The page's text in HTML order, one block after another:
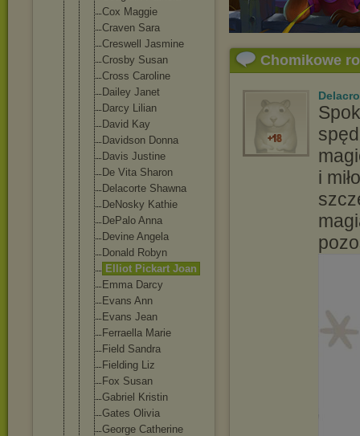
Cox Maggie
Craven Sara
Creswell Jasmine
Crosby Susan
Cross Caroline
Dailey Janet
Darcy Lilian
David Kay
Davidson Donna
Davis Justine
De Vita Sharon
Delacorte Shawna
DeNosky Kathie
DePalo Anna
Devine Angela
Donald Robyn
Elliot Pickart Joan
Emma Darcy
Evans Ann
Evans Jean
Ferraella Marie
Field Sandra
Fielding Liz
Fox Susan
Gabriel Kristin
Gates Olivia
George Catherine
Chomikowe
i